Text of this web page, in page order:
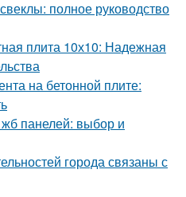
полное руководство
плита 10х10: Надежная
на бетонной плите:
панелей: выбор и
города связаны с